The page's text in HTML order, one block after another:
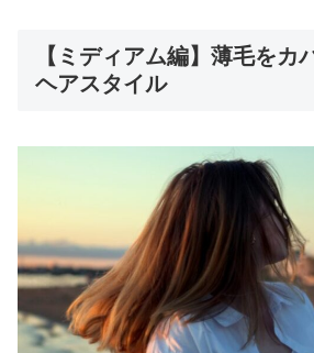
【ミディアム編】薄毛をカ
ヘアスタイル